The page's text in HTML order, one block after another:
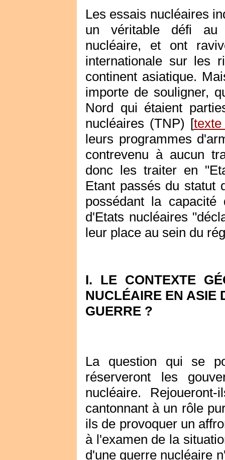
Les essais nucléaires
un véritable défi au
nucléaire, et ont
internationale sur les
continent asiatique.
importe de souligner,
Nord qui étaient
nucléaires (TNP) [
leurs programmes
contrevenu à aucun
donc les traiter en
Etant passés du statut
possédant la
d'Etats nucléaires
leur place au sein du
I. LE CONTEXTE
NUCLÉAIRE EN ASIE
GUERRE ?
La question qui se
réserveront les
nucléaire.
cantonnant à un rôle
ils de provoquer un
à l'examen de la
d'une guerre nucléaire